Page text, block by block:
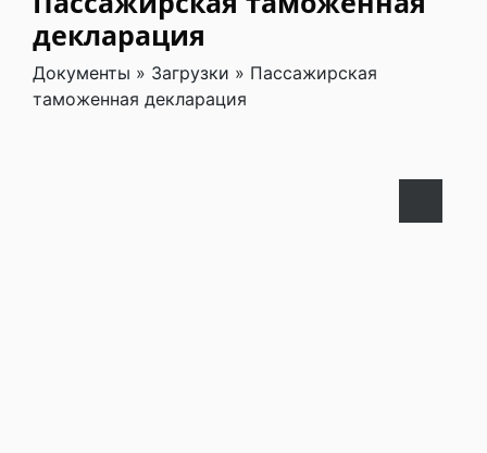
декларация
Документы » Загрузки » Пассажирская
таможенная декларация